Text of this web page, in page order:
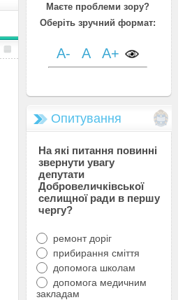
Маєте проблеми зору?
Оберіть зручний формат:
A- A A+
Опитування
На які питання повинні
звернути увагу
депутати
Добровеличківської
селищної ради в першу
чергу?
ремонт доріг
прибирання сміття
допомога школам
допомога медичним
закладам